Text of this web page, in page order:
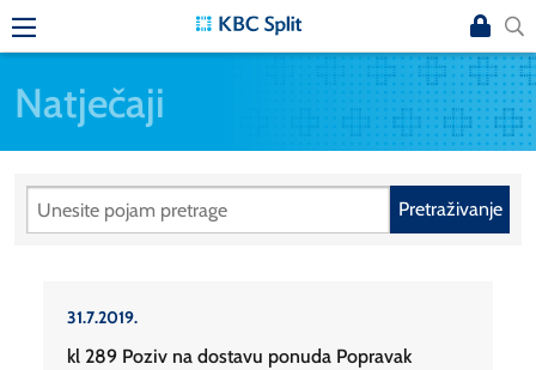
Natječaji
Pretraživanje
31.7.2019.
kl 289 Poziv na dostavu ponuda Popravak